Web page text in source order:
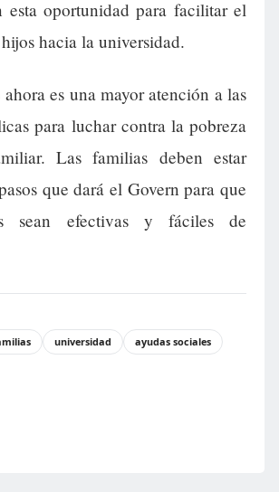
esta oportunidad para facilitar el
hacia la universidad.
es una mayor atención a las
para luchar contra la pobreza
Las familias deben estar
que dará el Govern para que
sean efectivas y fáciles de
universidad
ayudas sociales